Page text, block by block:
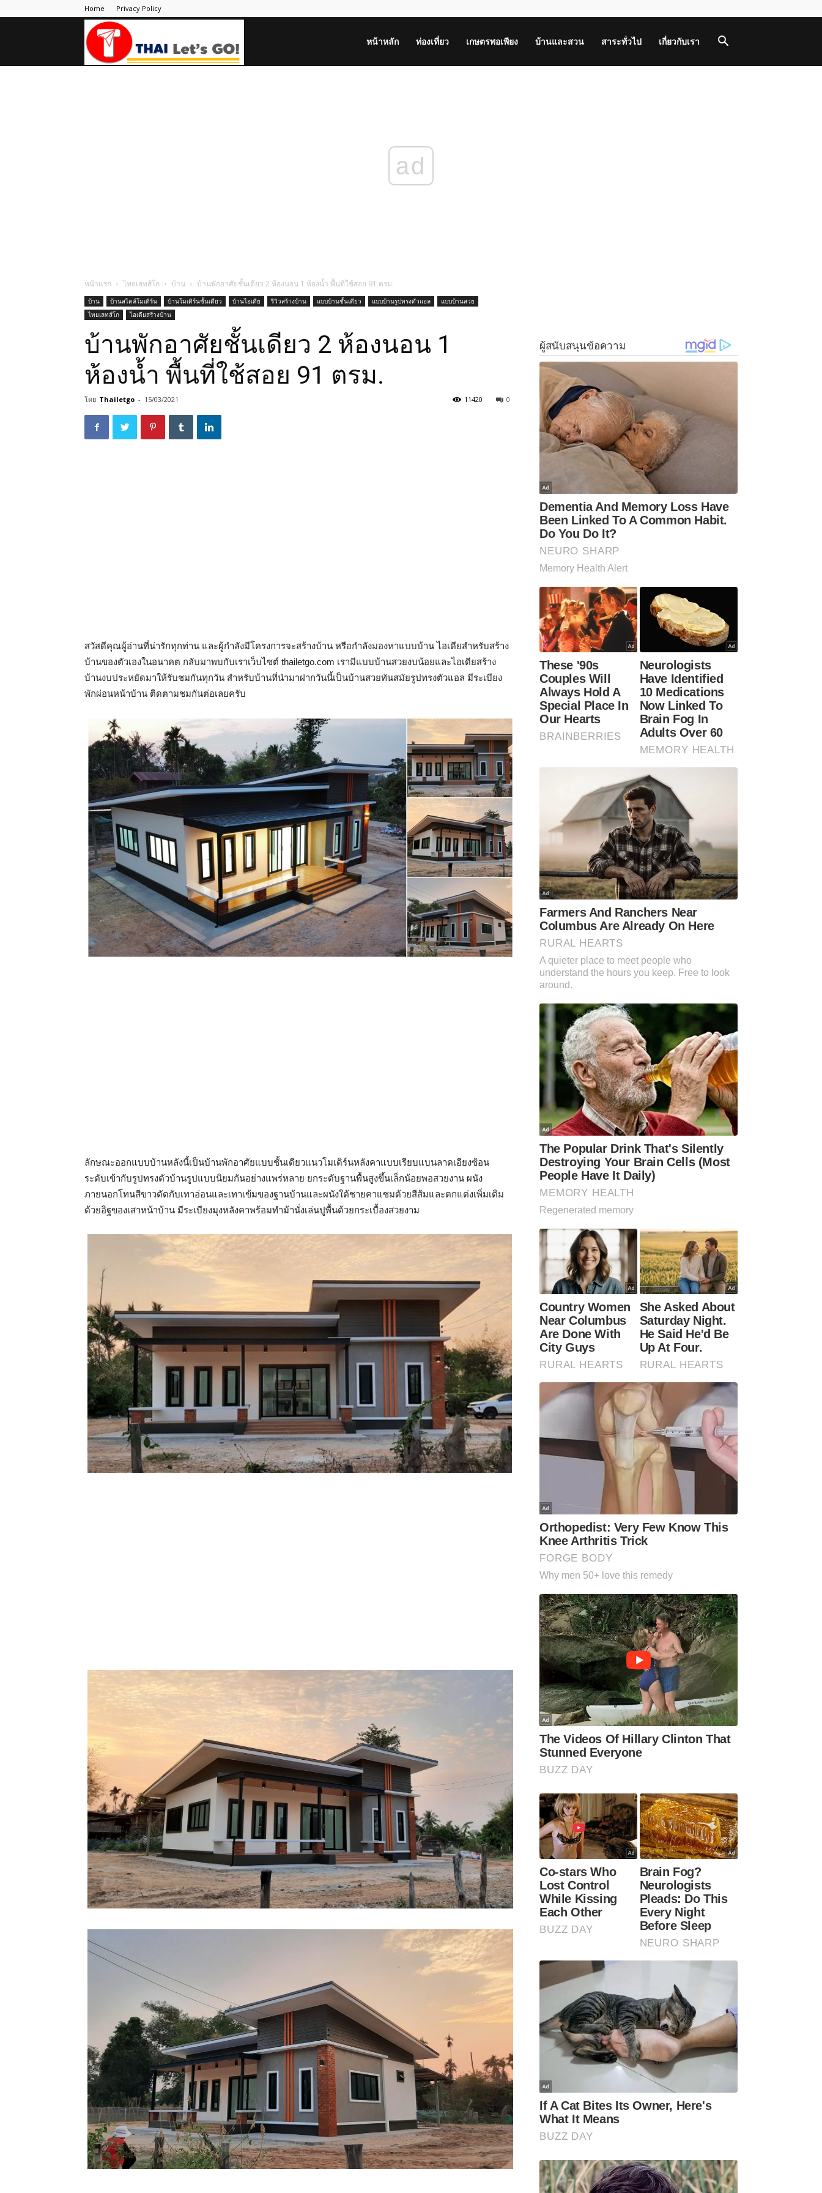
Home Privacy Policy
หน้าหลัก ท่องเที่ยว เกษตรพอเพียง บ้านและสวน สาระทั่วไป เกี่ยวกับเรา
ad
หน้าแรก ไทยเลทส์โก บ้าน บ้านพักอาศัยชั้นเดียว 2 ห้องนอน 1 ห้องน้ำ พื้นที่ใช้สอย 91 ตรม.
บ้าน บ้านสไตล์โมเดิร์น บ้านโมเดิร์นชั้นเดียว บ้านไอเดีย รีวิวสร้างบ้าน แบบบ้านชั้นเดียว แบบบ้านรูปทรงตัวแอล
แบบบ้านสวย
ไทยเลทส์โก
ไอเดียสร้างบ้าน
บ้านพักอาศัยชั้นเดียว 2 ห้องนอน 1
ห้องน้ำ พื้นที่ใช้สอย 91 ตรม.
โดย Thailetgo - 15/03/2021 0
11420
สวัสดีคุณผู้อ่านที่น่ารักทุกท่าน และผู้กำลังมีโครงการจะสร้างบ้าน หรือกำลังมองหาแบบบ้าน ไอเดียสำหรับสร้าง
บ้านของตัวเองในอนาคต กลับมาพบกับเราเว็บไซต์ thailetgo.com เรามีแบบบ้านสวยงบน้อยและไอเดียสร้าง
บ้านงบประหยัดมาให้รับชมกันทุกวัน สำหรับบ้านที่นำมาฝากวันนี้เป็นบ้านสวยทันสมัยรูปทรงตัวแอล มีระเบียง
พักผ่อนหน้าบ้าน ติดตามชมกันต่อเลยครับ
ลักษณะออกแบบบ้านหลังนี้เป็นบ้านพักอาศัยแบบชั้นเดียวแนวโมเดิร์นหลังคาแบบเรียบแบนลาดเอียงซ้อน
ระดับเข้ากับรูปทรงตัวบ้านรูปแบบนิยมกันอย่างแพร่หลาย ยกระดับฐานพื้นสูงขึ้นเล็กน้อยพอสวยงาน ผนัง
ภายนอกโทนสีขาวตัดกับเทาอ่อนและเทาเข้มของฐานบ้านและผนังใต้ชายคาแซมด้วยสีส้มและตกแต่งเพิ่มเติม
ด้วยอิฐของเสาหน้าบ้าน มีระเบียงมุงหลังคาพร้อมทำม้านั่งเล่นปูพื้นด้วยกระเบื้องสวยงาม